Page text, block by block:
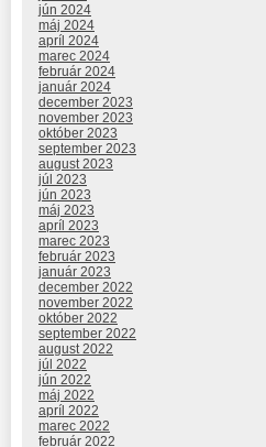
jún 2024
máj 2024
apríl 2024
marec 2024
február 2024
január 2024
december 2023
november 2023
október 2023
september 2023
august 2023
júl 2023
jún 2023
máj 2023
apríl 2023
marec 2023
február 2023
január 2023
december 2022
november 2022
október 2022
september 2022
august 2022
júl 2022
jún 2022
máj 2022
apríl 2022
marec 2022
február 2022